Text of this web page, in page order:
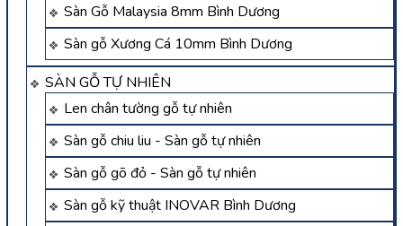
Sàn Gỗ Malaysia 8mm Bình Dương
Sàn gỗ Xương Cá 10mm Bình Dương
SÀN GỖ TỰ NHIÊN
Len chân tường gỗ tự nhiên
Sàn gỗ chiu liu - Sàn gỗ tự nhiên
Sàn gỗ gõ đỏ - Sàn gỗ tự nhiên
Sàn gỗ kỹ thuật INOVAR Bình Dương